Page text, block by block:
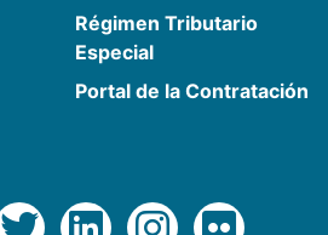
Régimen Tributario
Especial
Portal de la Contratación